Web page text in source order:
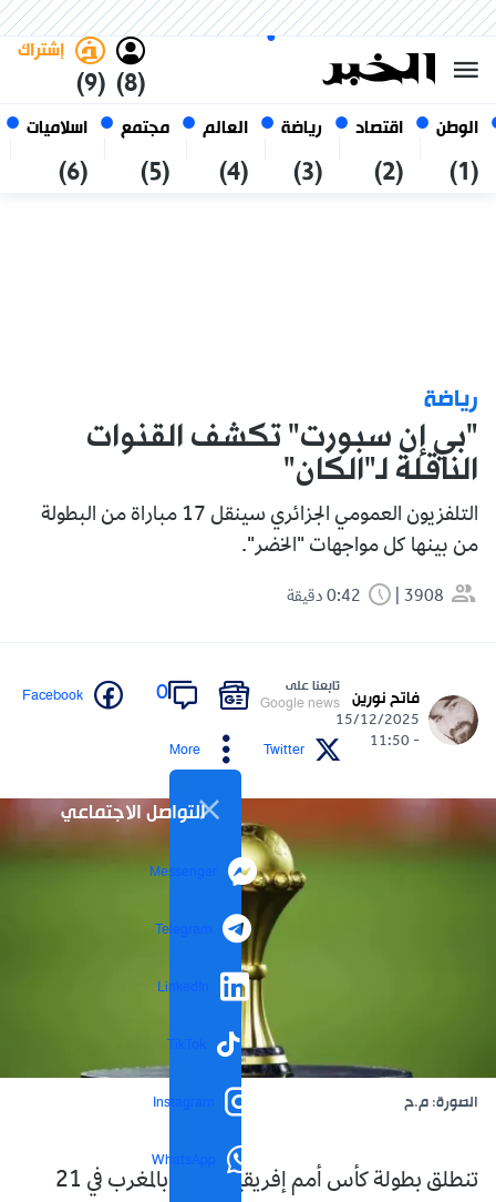
الوطن
(1)
اقتصاد
(2)
رياضة
(3)
العالم
(4)
مجتمع
(5)
اسلاميات
(6)
(8)
إشتراك
(9)
07 أغسطس 2026
الجزائر
رياضة
"بي إن سبورت" تكشف القنوات
الناقلة لـ"الكان"
التلفزيون العمومي الجزائري سينقل 17 مباراة من البطولة
من بينها كل مواجهات "الخضر".
3908
فاتح نورين
15/12/2025
- 11:50
تابعنا على
Google news
0
Facebook
Twitter
More
التواصل الاجتماعي
Messenger
Telegram
LinkedIn
TikTok
Instagram
WhatsApp
الصورة: م.ح
تنطلق بطولة كأس أمم إفريقيا 2025 بالمغرب في 21